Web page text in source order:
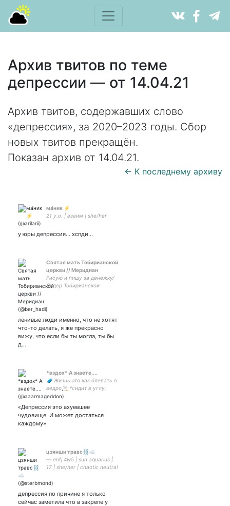
Архив твитов по теме
депрессии — от 14.04.21
Архив твитов, содержавших слово
«депрессия», за 2020–2023 годы. Сбор
новых твитов прекращён.
Показан архив от 14.04.21.
← К последнему архиву
ма́ник ⚡
21 y.o. | взаим | she/her
у юры депрессия... хспди...
Святая мать Тобирианской
церкви // Меридиан
Рисую и пишу за денежку/
Лидер Тобирианской
ленивые люди именно, что не хотят
что-то делать, я же прекрасно
вижу, что если бы ты могла, ты бы
д…
*вздох* А знаете....
🧳 Жизнь это как блевать в
ведро🚬 *сидит в углу,
обхватив руками колени и
«Депрессия это ахуевшее
чудовище. И может достаться
каждому»
цзянши травс⛓️☁️
— enfj 4w5 | sun aquarius |
17 | she/her | chaotic neutral
рисунки раз в месяц
депрессия по причине я только
сейчас заметила что в закрепе у